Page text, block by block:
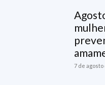
7 de agosto